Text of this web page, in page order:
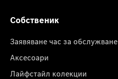
Собственик
Заявяване час за обслужване
Аксесоари
Лайфстайл колекции